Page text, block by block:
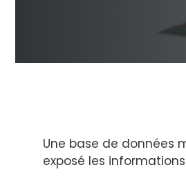
Une base de données
exposé les